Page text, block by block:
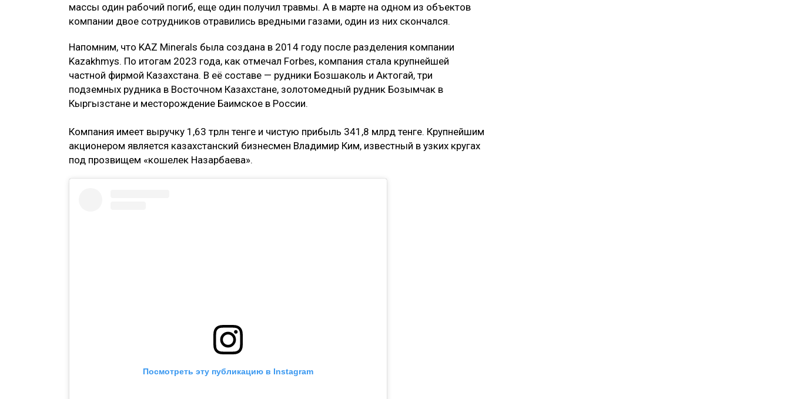
массы один рабочий погиб, еще один получил травмы. А в марте на одном из объектов
компании двое сотрудников отравились вредными газами, один из них скончался.
Напомним, что KAZ Minerals была создана в 2014 году после разделения компании
Kazakhmys. По итогам 2023 года, как отмечал Forbes, компания стала крупнейшей
частной фирмой Казахстана. В её составе — рудники Бозшаколь и Актогай, три
подземных рудника в Восточном Казахстане, золотомедный рудник Бозымчак в
Кыргызстане и месторождение Баимское в России.
Компания имеет выручку 1,63 трлн тенге и чистую прибыль 341,8 млрд тенге. Крупнейшим
акционером является казахстанский бизнесмен Владимир Ким, известный в узких кругах
под прозвищем «кошелек Назарбаева».
Посмотреть эту публикацию в Instagram